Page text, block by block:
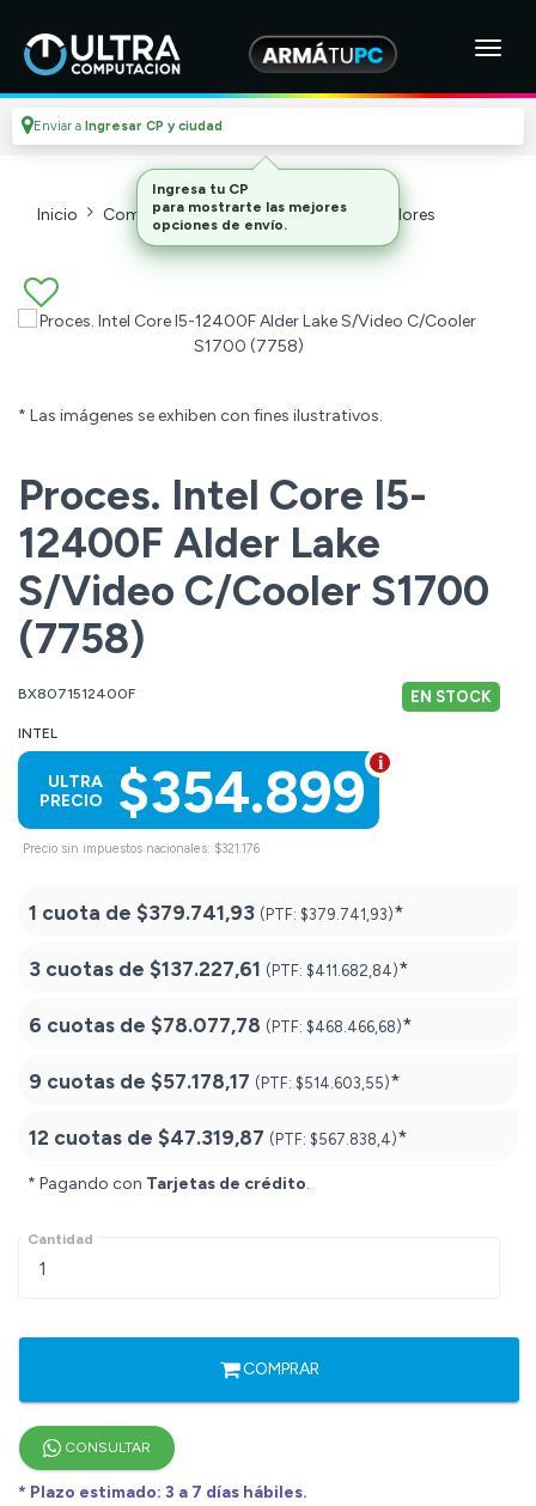
Enviar a Ingresar CP y ciudad
Inicio Componentes De Pc Microprocesadores
* Las imágenes se exhiben con fines ilustrativos.
Proces. Intel Core I5-
12400F Alder Lake
S/Video C/Cooler S1700
(7758)
BX8071512400F EN STOCK
INTEL
$354.899
ULTRA
PRECIO
Precio sin impuestos nacionales: $321.176
1 cuota de $379.741,93 (PTF: $379.741,93)*
3 cuotas de $137.227,61 (PTF: $411.682,84)*
6 cuotas de $78.077,78 (PTF: $468.466,68)*
9 cuotas de $57.178,17 (PTF: $514.603,55)*
12 cuotas de $47.319,87 (PTF: $567.838,4)*
* Pagando con Tarjetas de crédito.
Cantidad
COMPRAR
CONSULTAR
* Plazo estimado: 3 a 7 días hábiles.
Ingresa tu CP
para mostrarte las mejores
opciones de envío.